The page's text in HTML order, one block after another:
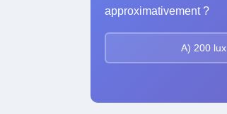
approximativement ?
A) 200 lux